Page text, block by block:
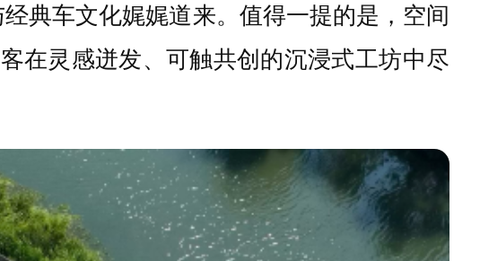
典车文化娓娓道来。值得一提的是，空间
在灵感迸发、可触共创的沉浸式工坊中尽